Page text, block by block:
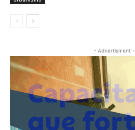
- Advertisment -